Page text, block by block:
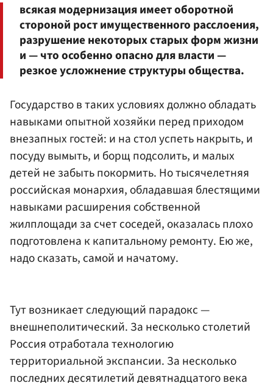
всякая модернизация имеет оборотной
стороной рост имущественного расслоения,
разрушение некоторых старых форм жизни
и — что особенно опасно для власти —
резкое усложнение структуры общества.
Государство в таких условиях должно обладать
навыками опытной хозяйки перед приходом
внезапных гостей: и на стол успеть накрыть, и
посуду вымыть, и борщ подсолить, и малых
детей не забыть покормить. Но тысячелетняя
российская монархия, обладавшая блестящими
навыками расширения собственной
жилплощади за счет соседей, оказалась плохо
подготовлена к капитальному ремонту. Ею же,
надо сказать, самой и начатому.
Тут возникает следующий парадокс —
внешнеполитический. За несколько столетий
Россия отработала технологию
территориальной экспансии. За несколько
последних десятилетий девятнадцатого века